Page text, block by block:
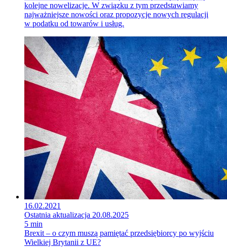
kolejne nowelizacje. W związku z tym przedstawiamy
najważniejsze nowości oraz propozycje nowych regulacji
w podatku od towarów i usług.
16.02.2021
Ostatnia aktualizacja 20.08.2025
5 min
Brexit – o czym muszą pamiętać przedsiębiorcy po wyjściu
Wielkiej Brytanii z UE?